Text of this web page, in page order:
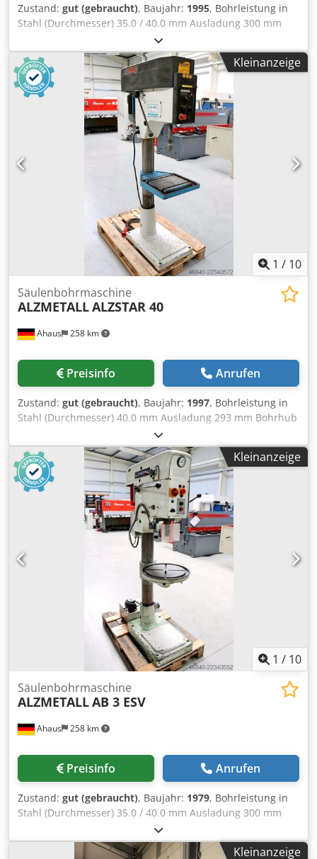
Zustand: gut (gebraucht), Baujahr: 1995, Bohrleistung in
Stahl (Durchmesser) 35.0 / 40.0 mm Ausladung 300 mm
Bohrhub 180 mm Drehzahl 65.0 - 1.750 U/min Tischgröße
615 x 420 mm Säulendurchmesser 155 mm Vorschub 0.1 /
0.2 / 0.3 mm/U Spindelaufnahme MK 4 MK Motorleistung
0.9 / 1.5 kW Gewicht 450 kg Abmessung L-B-H 800 x 650 x
1850 mm Ausstattung: - robuste Säulenbohrmaschine -
stufenlose Geschwindigkeitsverstellung (Keilriemen) -
automatischer Spindelvorschub * mit elektromagnetischer
Einrückung - polumschaltbarer Motor - R/L Lauf der
Bohrspindel Csdpfx Ajzl E Uhjczsrf -
Bohrtiefenfestanschlag - Maschinentisch mit 2x T-Nuten *
höhenverstellbar über Handkurbel - NOT Aus Taster vorne
- Bedienungsanleitung (PDF)
Kleinanzeige
1 / 10
Ahaus 258 km
Säulenbohrmaschine
ALZMETALLALZSTAR 40
Preisinfo Anrufen
Zustand: gut (gebraucht), Baujahr: 1997, Bohrleistung in
Stahl (Durchmesser) 40.0 mm Ausladung 293 mm Bohrhub
140 mm Morsekegel 3 MK Tisch: 415 x 350 mm Drehzahl
160 - 2.250 U/min Säulendurchmesser 115 mm
Gesamtleistungsbedarf 1.45 / 1.90 kW Gewicht 285 kg
Abmessung L-B-H 500 x 800 x 1920 mm Ausstattung: -
robuste Säulenbohrmaschine - stufenlose
Geschwindigkeitsverstellung (Keilriemen) -
polumschaltbarer Motor - Bohrtiefenfestanschlag -
Maschinentisch mit 2x T-Nuten * höhenverstellbar über
Handkurbel Cjdpfxszl E T Ro Aczjrf - Pilzdrucktaster
(verrastend) für NOT-AUS - Wendeschalter für Rechts- und
Linkslauf - Bedienungsanleitung (PDF)
Kleinanzeige
1 / 10
Ahaus 258 km
Säulenbohrmaschine
ALZMETALLAB 3 ESV
Preisinfo Anrufen
Zustand: gut (gebraucht), Baujahr: 1979, Bohrleistung in
Stahl (Durchmesser) 35.0 / 40.0 mm Ausladung 300 mm
Bohrhub 180 mm Drehzahl 110 - 1450 U/min Tischgröße Ø
455 mm Säulendurchmesser 155 mm Vorschub 0.1 / 0.2 /
Kleinanzeige